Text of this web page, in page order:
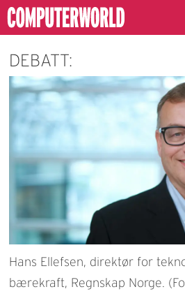
DEBATT:
Hans Ellefsen, direktør for
bærekraft, Regnskap Norge.